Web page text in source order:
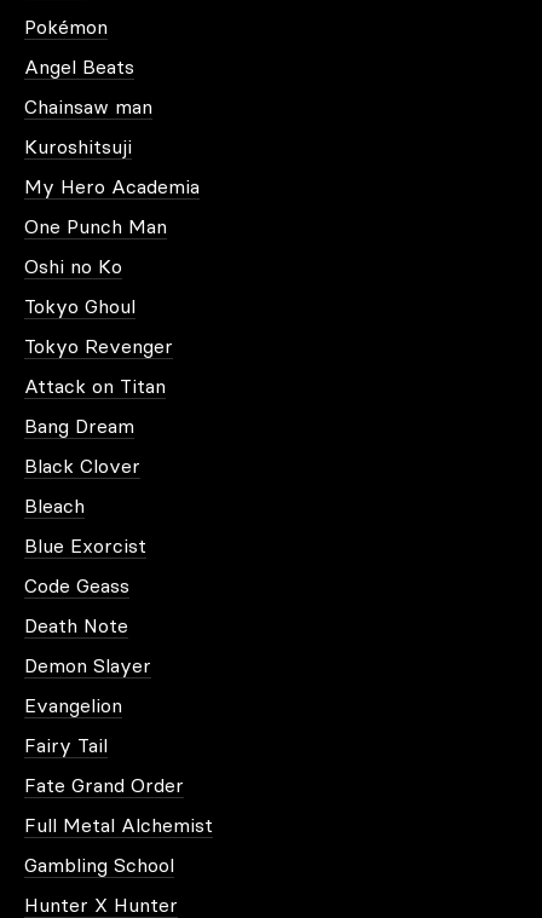
Pokémon
Angel Beats
Chainsaw man
Kuroshitsuji
My Hero Academia
One Punch Man
Oshi no Ko
Tokyo Ghoul
Tokyo Revenger
Attack on Titan
Bang Dream
Black Clover
Bleach
Blue Exorcist
Code Geass
Death Note
Demon Slayer
Evangelion
Fairy Tail
Fate Grand Order
Full Metal Alchemist
Gambling School
Hunter X Hunter